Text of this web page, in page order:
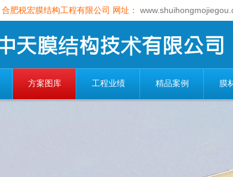
合肥税宏膜结构工程有限公司 网址：
方案图库 工程业绩 精品案例 膜